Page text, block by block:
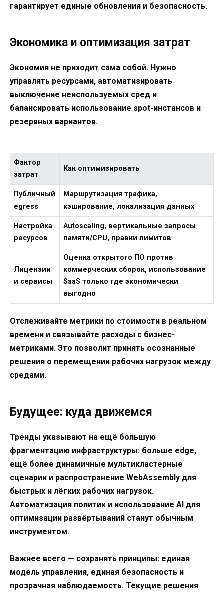
гарантирует единые обновления и безопасность.
Экономика и оптимизация затрат
Экономия не приходит сама собой. Нужно
управлять ресурсами, автоматизировать
выключение неиспользуемых сред и
балансировать использование spot-инстансов и
резервных вариантов.
Фактор
затрат
Как оптимизировать
Публичный
egress
Маршрутизация трафика,
кэширование, локализация данных
Настройка
ресурсов
Autoscaling, вертикальные запросы
памяти/CPU, правки лимитов
Лицензии
и сервисы
Оценка открытого ПО против
коммерческих сборок, использование
SaaS только где экономически
выгодно
Отслеживайте метрики по стоимости в реальном
времени и связывайте расходы с бизнес-
метриками. Это позволит принять осознанные
решения о перемещении рабочих нагрузок между
средами.
Будущее: куда движемся
Тренды указывают на ещё большую
фрагментацию инфраструктуры: больше edge,
ещё более динамичные мультикластерные
сценарии и распространение WebAssembly для
быстрых и лёгких рабочих нагрузок.
Автоматизация политик и использование AI для
оптимизации развёртываний станут обычным
инструментом.
Важнее всего — сохранять принципы: единая
модель управления, единая безопасность и
прозрачная наблюдаемость. Текущие решения